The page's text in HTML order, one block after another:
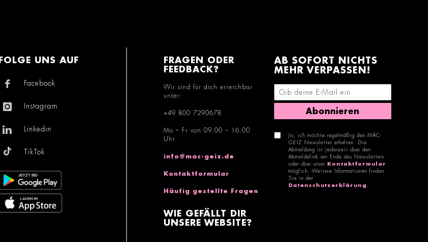
FOLGE UNS AUF
Facebook
Instagram
Linkedin
TikTok
FRAGEN ODER
FEEDBACK?
Wir sind für dich erreichbar
unter:
+49 800 7290678
Mo – Fr von 09:00 – 16:00
Uhr
info@mac-geiz.de
Kontaktformular
Häufig gestellte Fragen
WIE GEFÄLLT DIR
UNSERE WEBSITE?
AB SOFORT NICHTS
MEHR VERPASSEN!
E-Mail-Adresse eingeben
Abonnieren
Ja, ich möchte regelmäßig den MÄC-
GEIZ Newsletter erhalten. Die
Abmeldung ist jederzeit über den
Abmeldelink am Ende des Newsletters
oder über unser
Kontaktformular
möglich. Weitere Informationen finden
Sie in der
Datenschutzerklärung .